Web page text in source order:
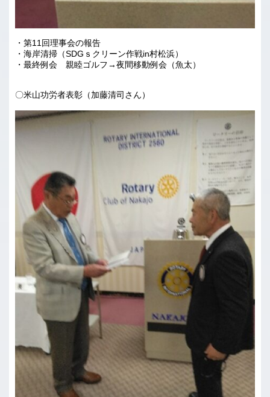
・第11回理事会の報告
・海岸清掃（SDGｓクリーン作戦in村松浜）
・最終例会 親睦ゴルフ→夜間移動例会（魚太）
〇米山功労者表彰（加藤清司さん）